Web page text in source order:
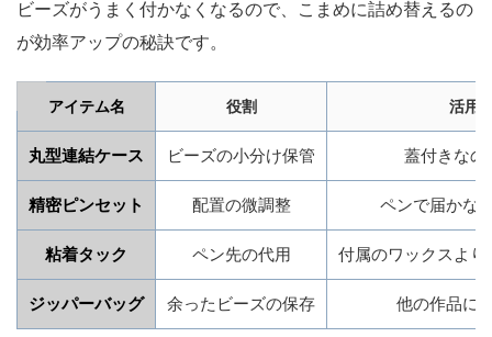
ビーズがうまく付かなくなるので、こまめに詰め替えるの
が効率アップの秘訣です。
アイテム名 役割 活用
丸型連結ケース ビーズの小分け保管 蓋付きなの
精密ピンセット 配置の微調整 ペンで届かな
粘着タック ペン先の代用 付属のワックスよ
ジッパーバッグ 余ったビーズの保存 他の作品に